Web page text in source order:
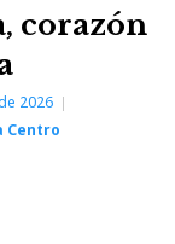
corazón
2026
Centro